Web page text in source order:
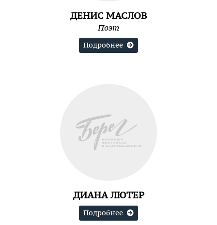
ДЕНИС МАСЛОВ
Поэт
Подробнее
ДИАНА ЛЮТЕР
Подробнее